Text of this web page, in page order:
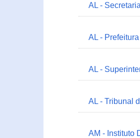
AL -
AL -
AL -
AL - Tribunal
AM - Instituto